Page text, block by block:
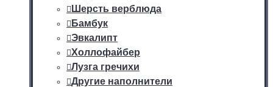
Шерсть верблюда
Бамбук
Эвкалипт
Холлофайбер
Лузга гречихи
Другие наполнители